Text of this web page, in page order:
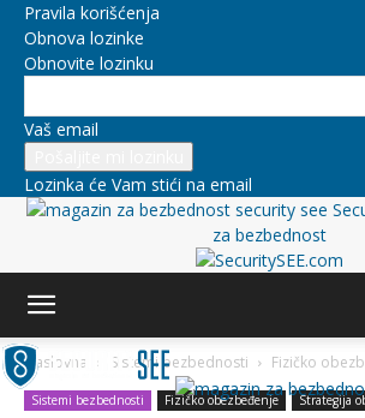
Pravila korišćenja
Obnova lozinke
Obnovite lozinku
Vaš email
Lozinka će Vam stići na email
za bezbednost
Naslovna Sistemi bezbednosti Fizičko
Sistemi bezbednosti Fizičko obezbeđenje Strategija